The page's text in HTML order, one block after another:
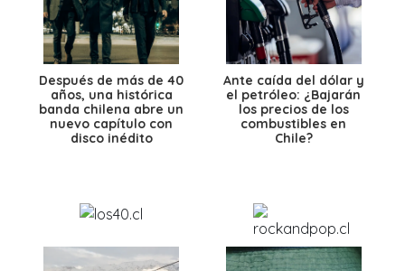
Después de más de 40
años, una histórica
banda chilena abre un
nuevo capítulo con
disco inédito
Ante caída del dólar y
el petróleo: ¿Bajarán
los precios de los
combustibles en
Chile?